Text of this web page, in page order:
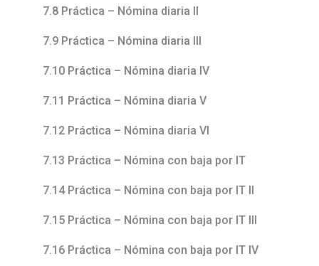
7.8 Práctica – Nómina diaria II
7.9 Práctica – Nómina diaria III
7.10 Práctica – Nómina diaria IV
7.11 Práctica – Nómina diaria V
7.12 Práctica – Nómina diaria VI
7.13 Práctica – Nómina con baja por IT
7.14 Práctica – Nómina con baja por IT II
7.15 Práctica – Nómina con baja por IT III
7.16 Práctica – Nómina con baja por IT IV